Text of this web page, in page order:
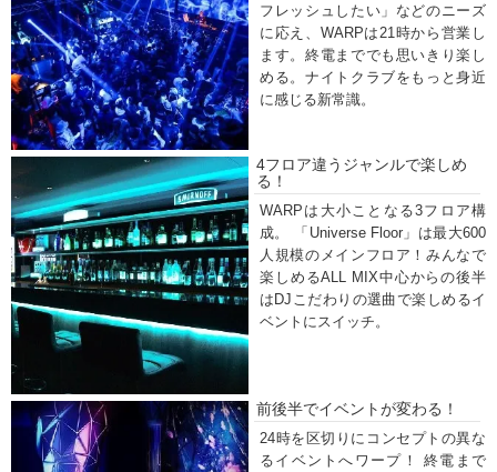
フレッシュしたい」などのニーズ
に応え、WARPは21時から営業し
ます。終電まででも思いきり楽し
める。ナイトクラブをもっと身近
に感じる新常識。
4フロア違うジャンルで楽しめ
る！
WARPは大小ことなる3フロア構
成。 「Universe Floor」は最大600
人規模のメインフロア！みんなで
楽しめるALL MIX中心からの後半
はDJこだわりの選曲で楽しめるイ
ベントにスイッチ。
前後半でイベントが変わる！
24時を区切りにコンセプトの異な
るイベントへワープ！ 終電まで